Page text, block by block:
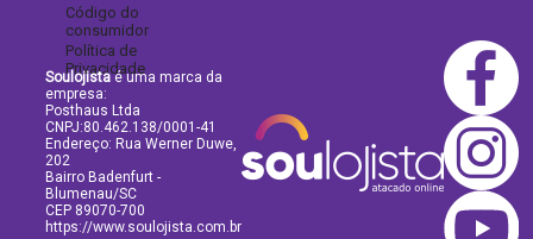
Código do
consumidor
Política de
Privacidade
Soulojistaé uma marca da
empresa:
Posthaus Ltda
CNPJ:80.462.138/0001-41
Endereço: Rua Werner Duwe,
202
Bairro Badenfurt -
Blumenau/SC
CEP 89070-700
https://www.soulojista.com.br